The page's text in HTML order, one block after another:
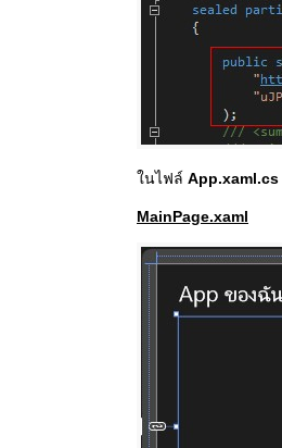
ในไฟล์ App.xaml.cs
MainPage.xaml